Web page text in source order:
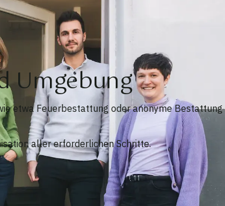
Umgebung
etwa Feuerbestattung oder anonyme
aller erforderlichen Schritte.